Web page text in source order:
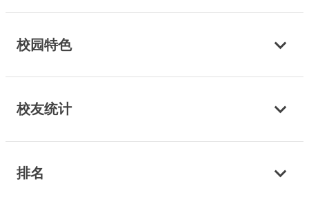
校园特色
校友统计
排名